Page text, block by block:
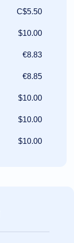
C$5.50
$10.00
€8.83
€8.85
$10.00
$10.00
$10.00